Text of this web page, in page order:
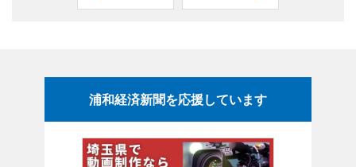
浦和経済新聞を応援しています